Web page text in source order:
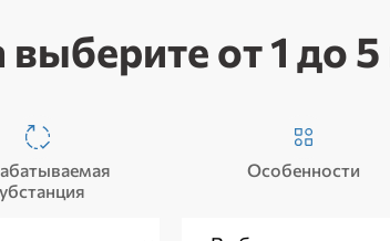
от 1 до
Особенности